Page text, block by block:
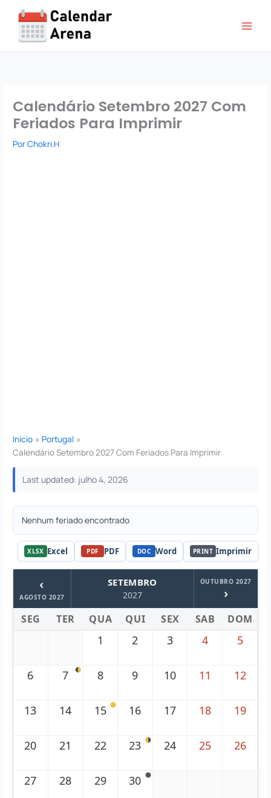
conteúdo
Calendário Setembro 2027 Com
Feriados Para Imprimir
PorChokri.H
Início
Portugal
Calendário Setembro 2027 Com Feriados Para Imprimir
Last updated: julho 4, 2026
Nenhum feriado encontrado
XLSX Excel PDF PDF DOC Word PRINT Imprimir
‹
AGOSTO 2027
SETEMBRO
2027
OUTUBRO 2027
›
SEG TER QUA QUI SEX SAB DOM
1 2 3 4 5
6 7 8 9 10 11 12
13 14 15 16 17 18 19
20 21 22 23 24 25 26
27 28 29 30